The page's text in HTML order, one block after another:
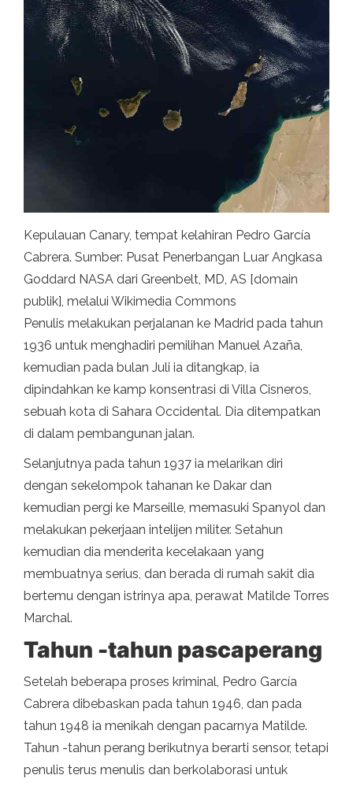
Kepulauan Canary, tempat kelahiran Pedro García
Cabrera. Sumber: Pusat Penerbangan Luar Angkasa
Goddard NASA dari Greenbelt, MD, AS [domain
publik], melalui Wikimedia Commons
Penulis melakukan perjalanan ke Madrid pada tahun
1936 untuk menghadiri pemilihan Manuel Azaña,
kemudian pada bulan Juli ia ditangkap, ia
dipindahkan ke kamp konsentrasi di Villa Cisneros,
sebuah kota di Sahara Occidental. Dia ditempatkan
di dalam pembangunan jalan.
Selanjutnya pada tahun 1937 ia melarikan diri
dengan sekelompok tahanan ke Dakar dan
kemudian pergi ke Marseille, memasuki Spanyol dan
melakukan pekerjaan intelijen militer. Setahun
kemudian dia menderita kecelakaan yang
membuatnya serius, dan berada di rumah sakit dia
bertemu dengan istrinya apa, perawat Matilde Torres
Marchal.
Tahun -tahun pascaperang
Setelah beberapa proses kriminal, Pedro García
Cabrera dibebaskan pada tahun 1946, dan pada
tahun 1948 ia menikah dengan pacarnya Matilde.
Tahun -tahun perang berikutnya berarti sensor, tetapi
penulis terus menulis dan berkolaborasi untuk